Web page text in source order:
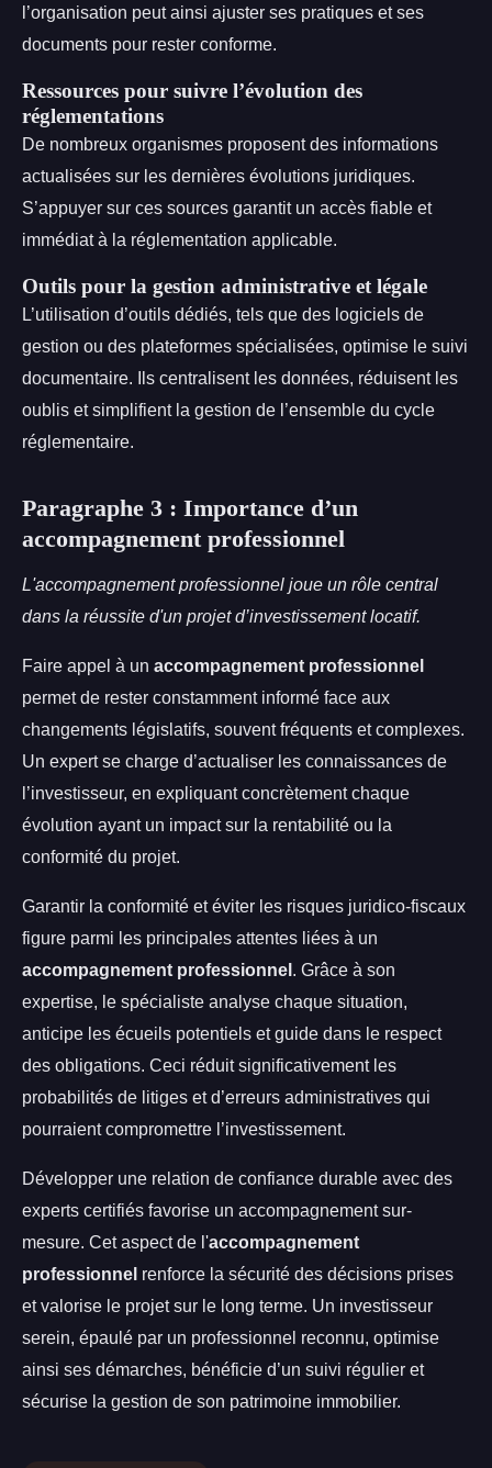
l’organisation peut ainsi ajuster ses pratiques et ses
documents pour rester conforme.
Ressources pour suivre l’évolution des
réglementations
De nombreux organismes proposent des informations
actualisées sur les dernières évolutions juridiques.
S’appuyer sur ces sources garantit un accès fiable et
immédiat à la réglementation applicable.
Outils pour la gestion administrative et légale
L’utilisation d’outils dédiés, tels que des logiciels de
gestion ou des plateformes spécialisées, optimise le suivi
documentaire. Ils centralisent les données, réduisent les
oublis et simplifient la gestion de l’ensemble du cycle
réglementaire.
Paragraphe 3 : Importance d’un
accompagnement professionnel
L'accompagnement professionnel joue un rôle central
dans la réussite d'un projet d’investissement locatif.
Faire appel à un accompagnement professionnel
permet de rester constamment informé face aux
changements législatifs, souvent fréquents et complexes.
Un expert se charge d’actualiser les connaissances de
l’investisseur, en expliquant concrètement chaque
évolution ayant un impact sur la rentabilité ou la
conformité du projet.
Garantir la conformité et éviter les risques juridico-fiscaux
figure parmi les principales attentes liées à un
accompagnement professionnel . Grâce à son
expertise, le spécialiste analyse chaque situation,
anticipe les écueils potentiels et guide dans le respect
des obligations. Ceci réduit significativement les
probabilités de litiges et d’erreurs administratives qui
pourraient compromettre l’investissement.
Développer une relation de confiance durable avec des
experts certifiés favorise un accompagnement sur-
mesure. Cet aspect de l'accompagnement
professionnel renforce la sécurité des décisions prises
et valorise le projet sur le long terme. Un investisseur
serein, épaulé par un professionnel reconnu, optimise
ainsi ses démarches, bénéficie d’un suivi régulier et
sécurise la gestion de son patrimoine immobilier.